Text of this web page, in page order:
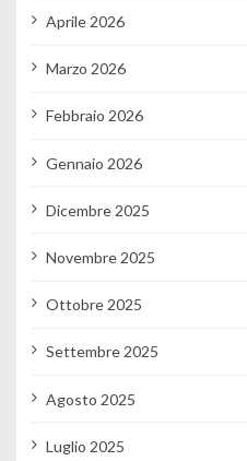
Aprile 2026
Marzo 2026
Febbraio 2026
Gennaio 2026
Dicembre 2025
Novembre 2025
Ottobre 2025
Settembre 2025
Agosto 2025
Luglio 2025